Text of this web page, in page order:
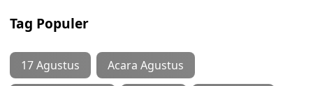
Tag Populer
17 Agustus Acara Agustus